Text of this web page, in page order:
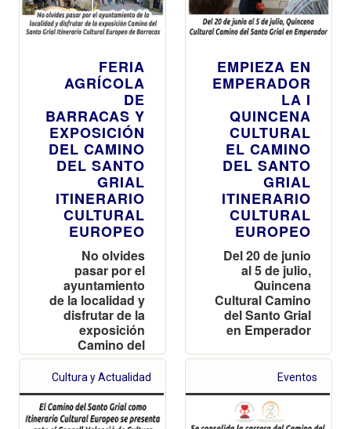
FERIA
AGRÍCOLA
DE
BARRACAS Y
EXPOSICIÓN
DEL CAMINO
DEL SANTO
GRIAL
ITINERARIO
CULTURAL
EUROPEO
No olvides
pasar por el
ayuntamiento
de la localidad y
disfrutar de la
exposición
Camino del
Santo Grial
Itinerario
Cultural
Europeo de
Barracas
EMPIEZA EN
EMPERADOR
LA I
QUINCENA
CULTURAL
EL CAMINO
DEL SANTO
GRIAL
ITINERARIO
CULTURAL
EUROPEO
Del 20 de junio
al 5 de julio,
Quincena
Cultural Camino
del Santo Grial
en Emperador
Cultura y Actualidad Eventos